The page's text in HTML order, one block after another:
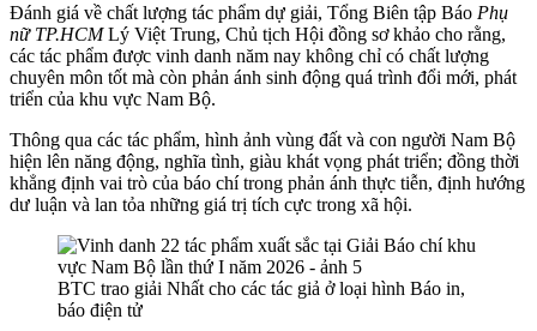
Đánh giá về chất lượng tác phẩm dự giải, Tổng Biên tập Báo Phụ
nữ TP.HCMLý Việt Trung, Chủ tịch Hội đồng sơ khảo cho rằng,
các tác phẩm được vinh danh năm nay không chỉ có chất lượng
chuyên môn tốt mà còn phản ánh sinh động quá trình đổi mới, phát
triển của khu vực Nam Bộ.
Thông qua các tác phẩm, hình ảnh vùng đất và con người Nam Bộ
hiện lên năng động, nghĩa tình, giàu khát vọng phát triển; đồng thời
khẳng định vai trò của báo chí trong phản ánh thực tiễn, định hướng
dư luận và lan tỏa những giá trị tích cực trong xã hội.
BTC trao giải Nhất cho các tác giả ở loại hình Báo in,
báo điện tử